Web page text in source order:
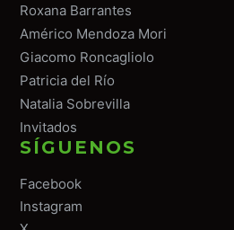
Roxana Barrantes
Américo Mendoza Mori
Giacomo Roncagliolo
Patricia del Río
Natalia Sobrevilla
Invitados
SÍGUENOS
Facebook
Instagram